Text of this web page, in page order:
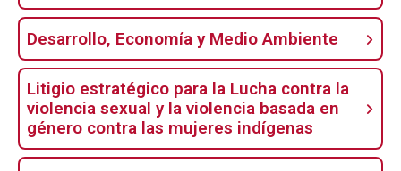
Desarrollo, Economía y Medio Ambiente
Litigio estratégico para la Lucha contra la
violencia sexual y la violencia basada en
género contra las mujeres indígenas